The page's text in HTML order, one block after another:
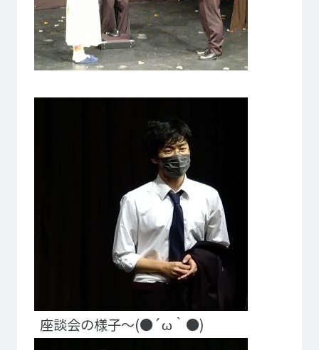
ホテル科
ブライダル科
観光・ツーリズム科
鉄道交通科
大学併修学科/研究科
キャンパスライフ
部活・クラブ紹介
学生寮・マンション
学生委員会
入学のご案内
奨学金・奨励金
外国人留学生入学のご案内
座談会の様子～(●´ω｀●)